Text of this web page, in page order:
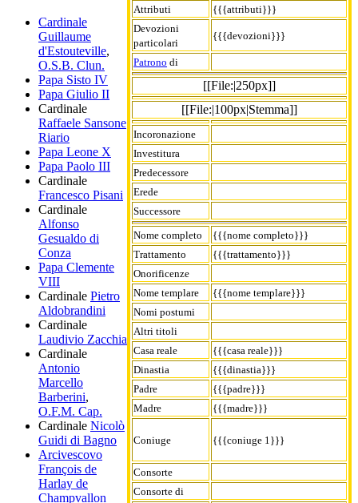
Attributi
{{{attributi}}}
Devozioni
particolari
{{{devozioni}}}
Patrono di
[[File:|250px]]
[[File:|100px|Stemma]]
Incoronazione
Investitura
Predecessore
Erede
Successore
Nome completo
{{{nome completo}}}
Trattamento
{{{trattamento}}}
Onorificenze
Nome templare
{{{nome templare}}}
Nomi postumi
Altri titoli
Casa reale
{{{casa reale}}}
Dinastia
{{{dinastia}}}
Padre
{{{padre}}}
Madre
{{{madre}}}
Coniuge {{{coniuge 1}}}
Consorte
Consorte di
Cardinale
Guillaume
d'Estouteville,
O.S.B. Clun.
Papa Sisto IV
Papa Giulio II
Cardinale
Raffaele Sansone
Riario
Papa Leone X
Papa Paolo III
Cardinale
Francesco Pisani
Cardinale
Alfonso
Gesualdo di
Conza
Papa Clemente
VIII
Cardinale Pietro
Aldobrandini
Cardinale
Laudivio Zacchia
Cardinale
Antonio
Marcello
Barberini,
O.F.M. Cap.
Cardinale Nicolò
Guidi di Bagno
Arcivescovo
François de
Harlay de
Champvallon